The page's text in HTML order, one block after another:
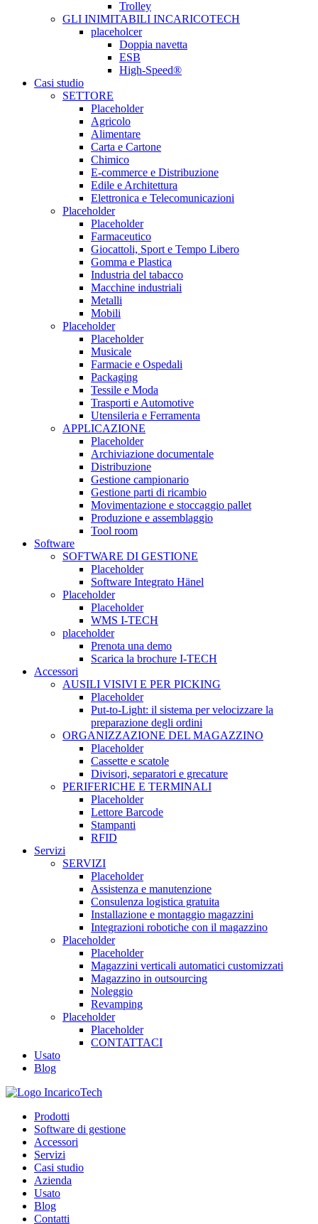
Trolley
GLI INIMITABILI INCARICOTECH
placeholcer
Doppia navetta
ESB
High-Speed®
Casi studio
SETTORE
Placeholder
Agricolo
Alimentare
Carta e Cartone
Chimico
E-commerce e Distribuzione
Edile e Architettura
Elettronica e Telecomunicazioni
Placeholder
Placeholder
Farmaceutico
Giocattoli, Sport e Tempo Libero
Gomma e Plastica
Industria del tabacco
Macchine industriali
Metalli
Mobili
Placeholder
Placeholder
Musicale
Farmacie e Ospedali
Packaging
Tessile e Moda
Trasporti e Automotive
Utensileria e Ferramenta
APPLICAZIONE
Placeholder
Archiviazione documentale
Distribuzione
Gestione campionario
Gestione parti di ricambio
Movimentazione e stoccaggio pallet
Produzione e assemblaggio
Tool room
Software
SOFTWARE DI GESTIONE
Placeholder
Software Integrato Hänel
Placeholder
Placeholder
WMS I-TECH
placeholder
Prenota una demo
Scarica la brochure I-TECH
Accessori
AUSILI VISIVI E PER PICKING
Placeholder
Put-to-Light: il sistema per velocizzare la
preparazione degli ordini
ORGANIZZAZIONE DEL MAGAZZINO
Placeholder
Cassette e scatole
Divisori, separatori e grecature
PERIFERICHE E TERMINALI
Placeholder
Lettore Barcode
Stampanti
RFID
Servizi
SERVIZI
Placeholder
Assistenza e manutenzione
Consulenza logistica gratuita
Installazione e montaggio magazzini
Integrazioni robotiche con il magazzino
Placeholder
Placeholder
Magazzini verticali automatici customizzati
Magazzino in outsourcing
Noleggio
Revamping
Placeholder
Placeholder
CONTATTACI
Usato
Blog
Prodotti
Software di gestione
Accessori
Servizi
Casi studio
Azienda
Usato
Blog
Contatti